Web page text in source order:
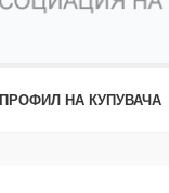
ПРОФИЛ НА КУПУВАЧА